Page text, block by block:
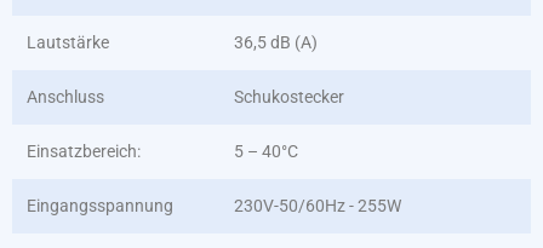
Lautstärke 36,5 dB (A)
Anschluss Schukostecker
Einsatzbereich: 5 – 40°C
Eingangsspannung 230V-50/60Hz - 255W